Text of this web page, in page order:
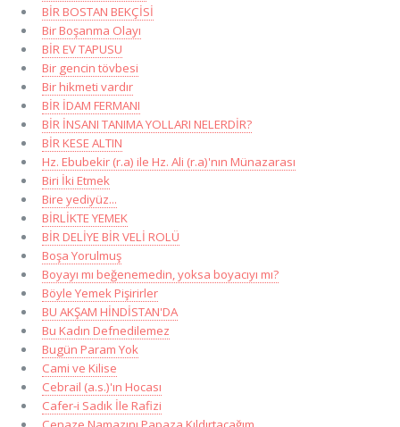
BİR BOSTAN BEKÇİSİ
Bir Boşanma Olayı
BİR EV TAPUSU
Bir gencin tövbesi
Bir hikmeti vardır
BİR İDAM FERMANI
BİR İNSANI TANIMA YOLLARI NELERDİR?
BİR KESE ALTIN
Hz. Ebubekir (r.a) ile Hz. Ali (r.a)'nın Münazarası
Biri İki Etmek
Bire yediyüz...
BİRLİKTE YEMEK
BİR DELİYE BİR VELİ ROLÜ
Boşa Yorulmuş
Boyayı mı beğenemedin, yoksa boyacıyı mı?
Böyle Yemek Pişirirler
BU AKŞAM HİNDİSTAN'DA
Bu Kadın Defnedilemez
Bugün Param Yok
Cami ve Kilise
Cebrail (a.s.)'ın Hocası
Cafer-i Sadık İle Rafizi